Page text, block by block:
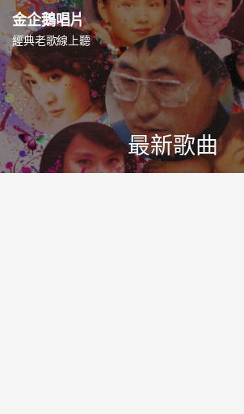
跳
至
主
要
內
容
金企鵝唱片
經典老歌線上聽
最新歌曲